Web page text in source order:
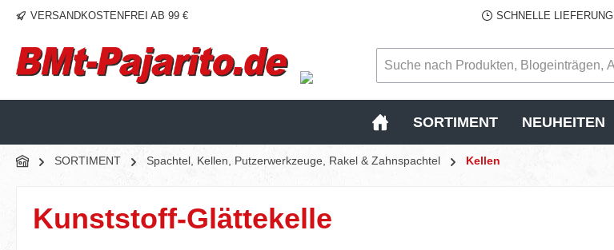
Hauptinhalt springen
Zur Suche springen
Zur Hauptnavigation springen
VERSANDKOSTENFREI AB 99 € SCHNELLE LIEFERUNG
SORTIMENT NEUHEITEN
SORTIMENT Spachtel, Kellen, Putzerwerkzeuge, Rakel & Zahnspachtel Kellen
Kunststoff-Glättekelle